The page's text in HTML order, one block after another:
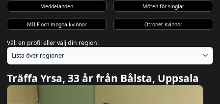
Meddelanden Möten för singlar
MILF och mogna kvinnor Otrohet kvinnor
Välj en profil eller välj din region:
Träffa Yrsa, 33 år från Bålsta, Uppsala